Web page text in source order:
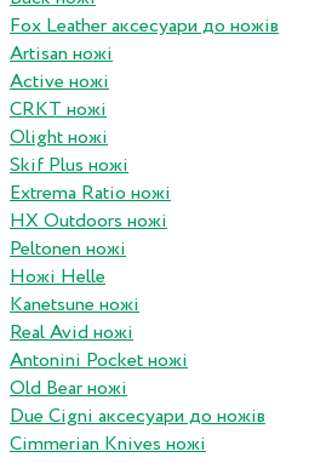
Fox Leather аксесуари до ножів
Artisan ножі
Active ножі
CRKT ножі
Olight ножі
Skif Plus ножі
Extrema Ratio ножі
HX Outdoors ножі
Peltonen ножі
Ножі Helle
Kanetsune ножі
Real Avid ножі
Antonini Pocket ножі
Old Bear ножі
Due Cigni аксесуари до ножів
Cimmerian Knives ножі